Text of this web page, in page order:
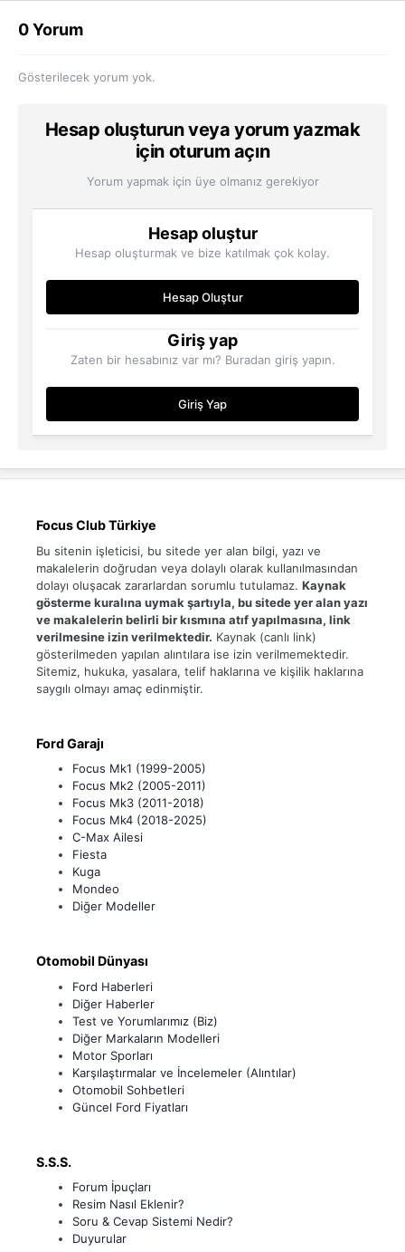
0 Yorum
Gösterilecek yorum yok.
Hesap oluşturun veya yorum yazmak
için oturum açın
Yorum yapmak için üye olmanız gerekiyor
Hesap oluştur
Hesap oluşturmak ve bize katılmak çok kolay.
Hesap Oluştur
Giriş yap
Zaten bir hesabınız var mı? Buradan giriş yapın.
Giriş Yap
Focus Club Türkiye
Bu sitenin işleticisi, bu sitede yer alan bilgi, yazı ve
makalelerin doğrudan veya dolaylı olarak kullanılmasından
dolayı oluşacak zararlardan sorumlu tutulamaz. Kaynak
gösterme kuralına uymak şartıyla, bu sitede yer alan yazı
ve makalelerin belirli bir kısmına atıf yapılmasına, link
verilmesine izin verilmektedir. Kaynak (canlı link)
gösterilmeden yapılan alıntılara ise izin verilmemektedir.
Sitemiz, hukuka, yasalara, telif haklarına ve kişilik haklarına
saygılı olmayı amaç edinmiştir.
Ford Garajı
Focus Mk1 (1999-2005)
Focus Mk2 (2005-2011)
Focus Mk3 (2011-2018)
Focus Mk4 (2018-2025)
C-Max Ailesi
Fiesta
Kuga
Mondeo
Diğer Modeller
Otomobil Dünyası
Ford Haberleri
Diğer Haberler
Test ve Yorumlarımız (Biz)
Diğer Markaların Modelleri
Motor Sporları
Karşılaştırmalar ve İncelemeler (Alıntılar)
Otomobil Sohbetleri
Güncel Ford Fiyatları
S.S.S.
Forum İpuçları
Resim Nasıl Eklenir?
Soru & Cevap Sistemi Nedir?
Duyurular